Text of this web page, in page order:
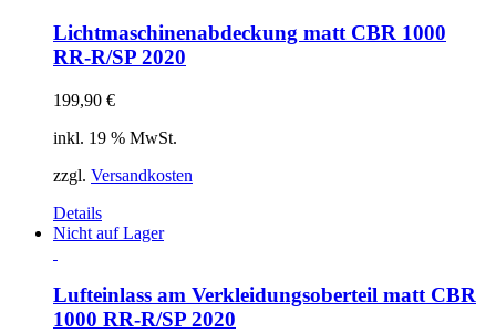
Lichtmaschinenabdeckung matt CBR 1000
RR-R/SP 2020
199,90 €
inkl. 19 % MwSt.
zzgl. Versandkosten
Details
Nicht auf Lager
Lufteinlass am Verkleidungsoberteil matt CBR
1000 RR-R/SP 2020